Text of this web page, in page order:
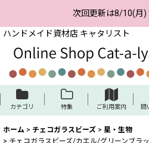
次回更新は8/10(月
ハンドメイド資材店 キャタリスト
カテゴリ 特集 ご利用案内 問
ホーム > チェコガラスビーズ > 星・生物
> チェコガラスビーズ/カエル/グリーンブラッ